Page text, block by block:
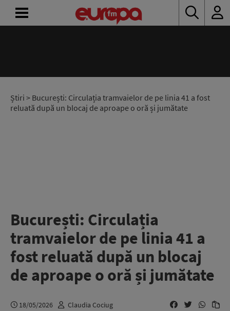
Știri > București: Circulația tramvaielor de pe linia 41 a fost
reluată după un blocaj de aproape o oră și jumătate
București: Circulația
tramvaielor de pe linia 41 a
fost reluată după un blocaj
de aproape o oră și jumătate
18/05/2026 Claudia Cociug
RADIO